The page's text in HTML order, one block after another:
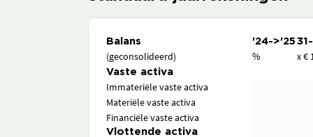
Balans '24->'25
(geconsolideerd) % x €
Vaste activa
Immateriële vaste activa
Materiële vaste activa
Financiële vaste activa
Vlottende activa